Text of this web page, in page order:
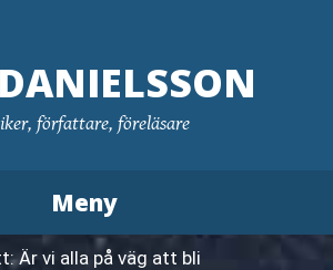
författare, föreläsare
Meny
Är vi alla på väg att bli